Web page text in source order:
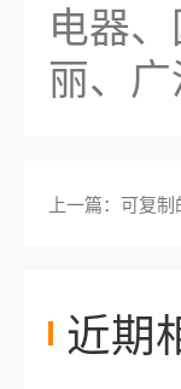
电器
丽、
上一篇：可复
近期